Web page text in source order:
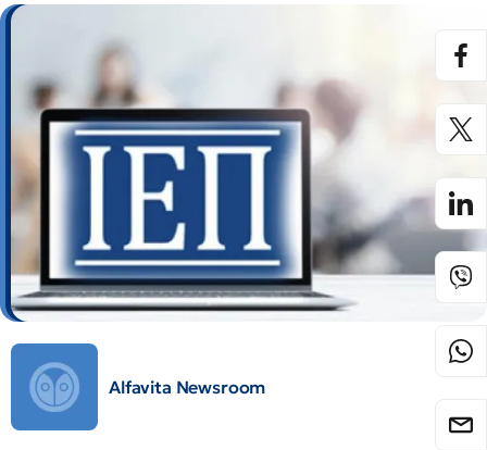
Alfavita Newsroom